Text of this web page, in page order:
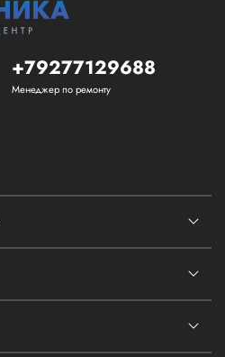
+79277129688
Менеджер по ремонту